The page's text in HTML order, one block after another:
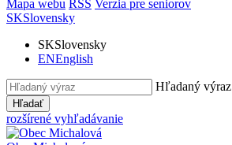
Mapa webu RSS Verzia pre seniorov
SKSlovensky
SKSlovensky
ENEnglish
Hľadaný výraz
Hľadať
rozšírené vyhľadávanie